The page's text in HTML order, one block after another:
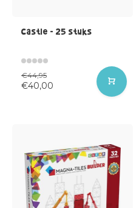
Castle - 25 stuks
€44,95
€40,00